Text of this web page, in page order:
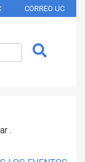
CORREO UC
.